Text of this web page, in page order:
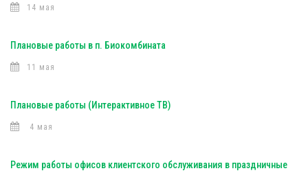
14 мая
Плановые работы в п. Биокомбината
11 мая
Плановые работы (Интерактивное ТВ)
4 мая
Режим работы офисов клиентского обслуживания в праздничные